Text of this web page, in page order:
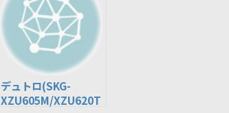
デュトロ(SKG-
XZU605M/XZU620T